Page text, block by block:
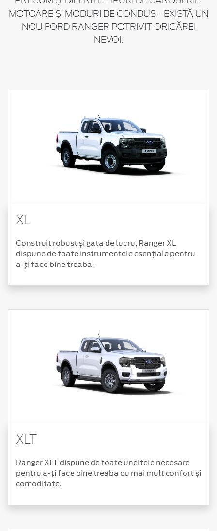
MOTOARE ȘI MODURI DE CONDUS - EXISTĂ UN
NOU FORD RANGER POTRIVIT ORICĂREI
NEVOI.
XL
Construit robust și gata de lucru, Ranger XL
dispune de toate instrumentele esențiale pentru
a-ți face bine treaba.
XLT
Ranger XLT dispune de toate uneltele necesare
pentru a-ți face bine treaba cu mai mult confort și
comoditate.